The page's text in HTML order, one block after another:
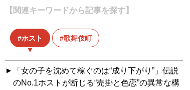
【関連キーワードから記事を探す】
ホスト 歌舞伎町
「女の子を沈めて稼ぐのは“成り下がり”」伝説
のNo.1ホストが断じる“売掛と色恋”の異常な構